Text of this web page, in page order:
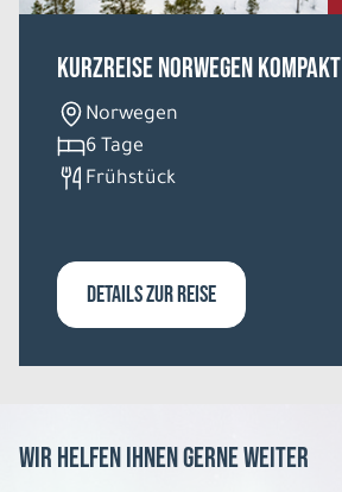
Kurzreise Norwegen Kompakt
Norwegen
6 Tage
Frühstück
DETAILS ZUR REISE
Wir helfen Ihnen gerne weiter